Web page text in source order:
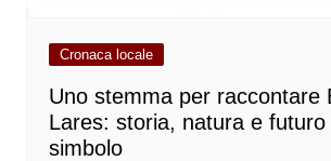
Cronaca locale
Uno stemma per raccontare
Lares: storia, natura e futuro
simbolo